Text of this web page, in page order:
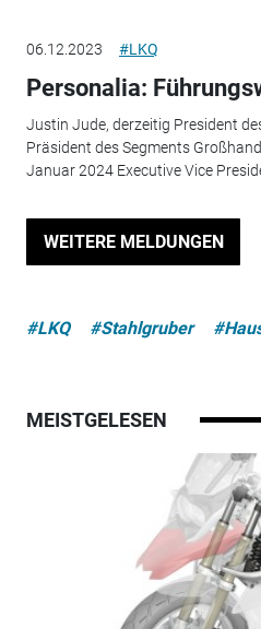
06.12.2023 #LKQ
Personalia:
Justin Jude, derzeitig President
Präsident des Segments
Januar 2024 Executive Vice
WEITERE MELDUNGEN
#LKQ #Stahlgruber
MEISTGELESEN